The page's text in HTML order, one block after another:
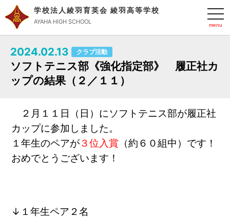
t
o
g
g
a
v
i
o
学校法人綾羽育英会 綾羽高等学校
AYAHA HIGH SCHOOL
2024.02.13 クラブ活動
ソフトテニス部《強化指定部》 履正社カ
ップの結果（２／１１）
２月１１日（日）にソフトテニス部が履正社
カップに参加しました。
１年生のペアが３位入賞 （約６０組中）です ！
おめでとうございます！
↓１年生ペア２名